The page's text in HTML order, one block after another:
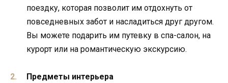
поездку, которая позволит им отдохнуть от
повседневных забот и насладиться друг другом.
Вы можете подарить им путевку в спа-салон, на
курорт или на романтическую экскурсию.
Предметы интерьера